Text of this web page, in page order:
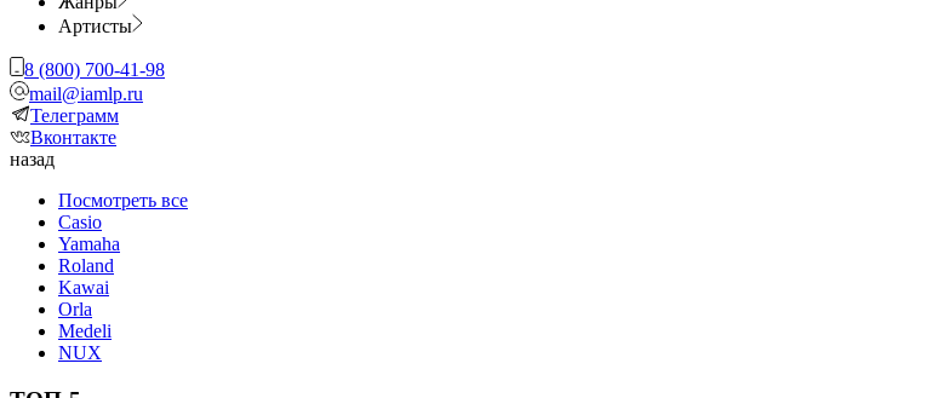
Артисты
8 (800) 700-41-98
mail@iamlp.ru
Телеграмм
Вконтакте
назад
Посмотреть все
Casio
Yamaha
Roland
Kawai
Orla
Medeli
NUX